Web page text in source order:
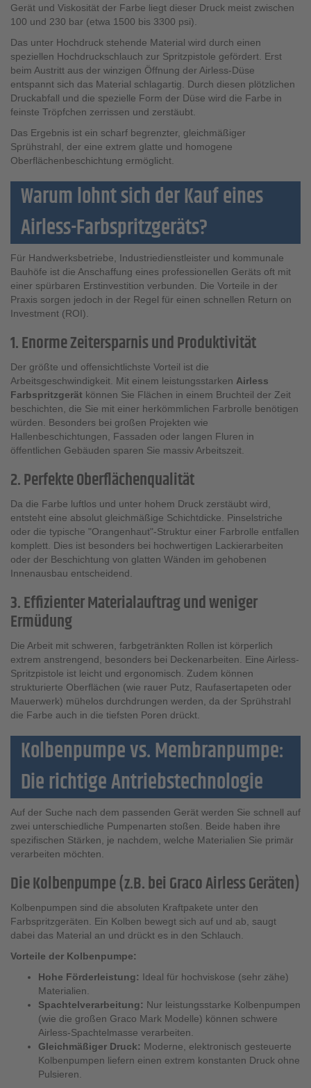
Gerät und Viskosität der Farbe liegt dieser Druck meist zwischen
100 und 230 bar (etwa 1500 bis 3300 psi).
Das unter Hochdruck stehende Material wird durch einen
speziellen Hochdruckschlauch zur Spritzpistole gefördert. Erst
beim Austritt aus der winzigen Öffnung der Airless-Düse
entspannt sich das Material schlagartig. Durch diesen plötzlichen
Druckabfall und die spezielle Form der Düse wird die Farbe in
feinste Tröpfchen zerrissen und zerstäubt.
Das Ergebnis ist ein scharf begrenzter, gleichmäßiger
Sprühstrahl, der eine extrem glatte und homogene
Oberflächenbeschichtung ermöglicht.
Warum lohnt sich der Kauf eines
Airless-Farbspritzgeräts?
Für Handwerksbetriebe, Industriedienstleister und kommunale
Bauhöfe ist die Anschaffung eines professionellen Geräts oft mit
einer spürbaren Erstinvestition verbunden. Die Vorteile in der
Praxis sorgen jedoch in der Regel für einen schnellen Return on
Investment (ROI).
1. Enorme Zeitersparnis und Produktivität
Der größte und offensichtlichste Vorteil ist die
Arbeitsgeschwindigkeit. Mit einem leistungsstarken Airless
Farbspritzgerät können Sie Flächen in einem Bruchteil der Zeit
beschichten, die Sie mit einer herkömmlichen Farbrolle benötigen
würden. Besonders bei großen Projekten wie
Hallenbeschichtungen, Fassaden oder langen Fluren in
öffentlichen Gebäuden sparen Sie massiv Arbeitszeit.
2. Perfekte Oberflächenqualität
Da die Farbe luftlos und unter hohem Druck zerstäubt wird,
entsteht eine absolut gleichmäßige Schichtdicke. Pinselstriche
oder die typische "Orangenhaut"-Struktur einer Farbrolle entfallen
komplett. Dies ist besonders bei hochwertigen Lackierarbeiten
oder der Beschichtung von glatten Wänden im gehobenen
Innenausbau entscheidend.
3. Effizienter Materialauftrag und weniger
Ermüdung
Die Arbeit mit schweren, farbgetränkten Rollen ist körperlich
extrem anstrengend, besonders bei Deckenarbeiten. Eine Airless-
Spritzpistole ist leicht und ergonomisch. Zudem können
strukturierte Oberflächen (wie rauer Putz, Raufasertapeten oder
Mauerwerk) mühelos durchdrungen werden, da der Sprühstrahl
die Farbe auch in die tiefsten Poren drückt.
Kolbenpumpe vs. Membranpumpe:
Die richtige Antriebstechnologie
Auf der Suche nach dem passenden Gerät werden Sie schnell auf
zwei unterschiedliche Pumpenarten stoßen. Beide haben ihre
spezifischen Stärken, je nachdem, welche Materialien Sie primär
verarbeiten möchten.
Die Kolbenpumpe (z.B. bei Graco Airless Geräten)
Kolbenpumpen sind die absoluten Kraftpakete unter den
Farbspritzgeräten. Ein Kolben bewegt sich auf und ab, saugt
dabei das Material an und drückt es in den Schlauch.
Vorteile der Kolbenpumpe:
Hohe Förderleistung: Ideal für hochviskose (sehr zähe)
Materialien.
Spachtelverarbeitung: Nur leistungsstarke Kolbenpumpen
(wie die großen Graco Mark Modelle) können schwere
Airless-Spachtelmasse verarbeiten.
Gleichmäßiger Druck: Moderne, elektronisch gesteuerte
Kolbenpumpen liefern einen extrem konstanten Druck ohne
Pulsieren.